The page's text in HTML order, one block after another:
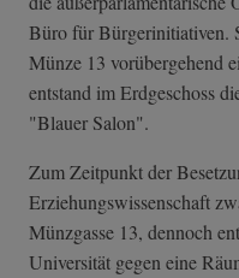
Büro für Bürgerinitiativen.
Münze 13 vorübergehend
entstand im Erdgeschoss
"Blauer Salon".
Zum Zeitpunkt der
Erziehungswissenschaft
Münzgasse 13, dennoch
Universität gegen eine